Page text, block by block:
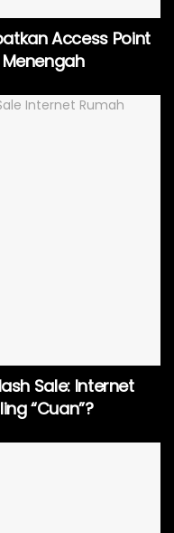
Access Point
Sale: Internet
“Cuan”?